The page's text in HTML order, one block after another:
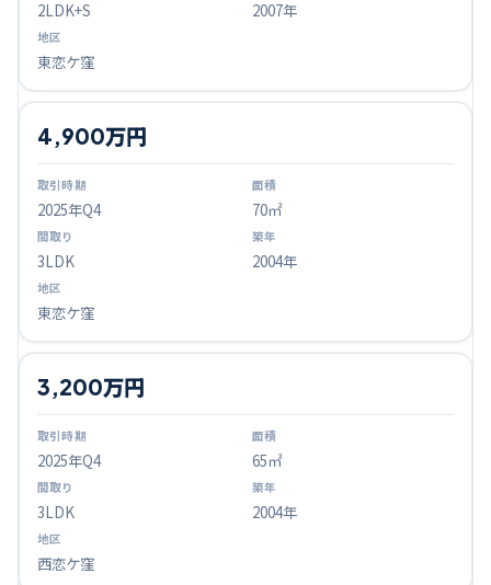
2LDK+S 2007年
東恋ケ窪
2025年Q4
4,900万円
70㎡
3LDK 2004年
東恋ケ窪
2025年Q4
3,200万円
65㎡
3LDK 2004年
西恋ケ窪